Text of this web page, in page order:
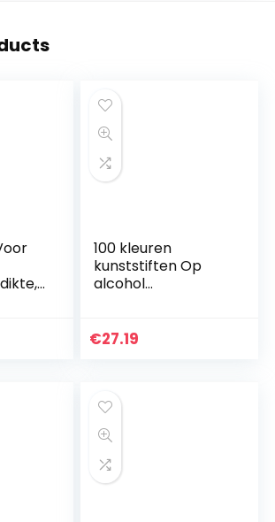
100 kleuren
kunststiften Op
alcohol
tips Op alcohol
€27.19